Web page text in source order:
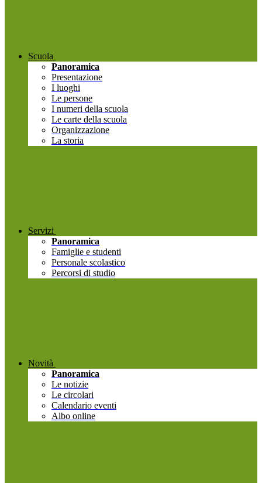
Scuola
Panoramica
Presentazione
I luoghi
Le persone
I numeri della scuola
Le carte della scuola
Organizzazione
La storia
Servizi
Panoramica
Famiglie e studenti
Personale scolastico
Percorsi di studio
Novità
Panoramica
Le notizie
Le circolari
Calendario eventi
Albo online